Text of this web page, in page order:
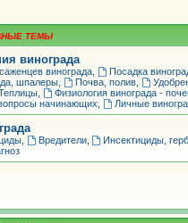
винограда
винограда, Посадка
шпалеры
Почва, полив,
, Физиология винограда -
начинающих Личные
, Вредители, Инсектициды,